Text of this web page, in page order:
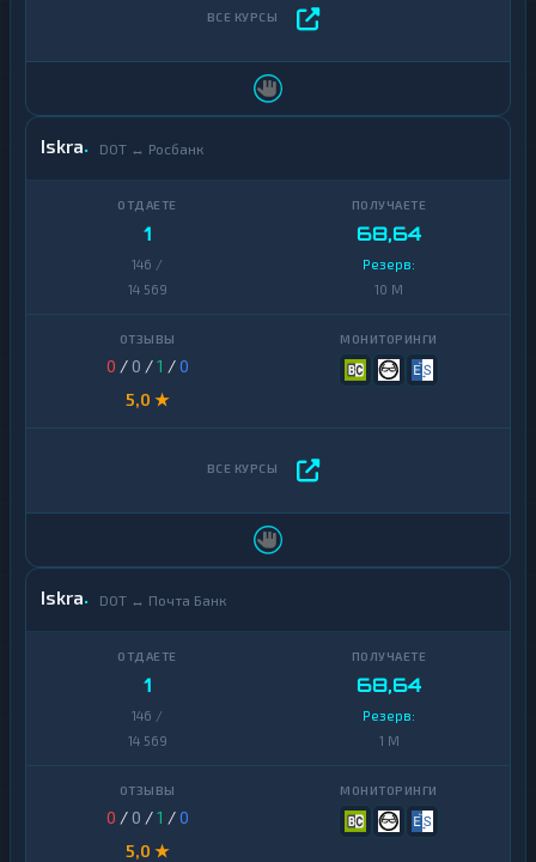
Iskra DOT ↔ Росбанк
1
146 /
14 569
68,64
Резерв:
10 M
0 / 0 /1 /0
5,0 ★
Iskra DOT ↔ Почта Банк
1
146 /
14 569
68,64
Резерв:
1 M
0 / 0 /1 /0
5,0 ★